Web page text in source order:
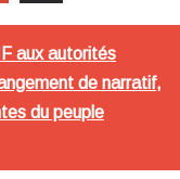
aux autorités
de narratif,
du peuple